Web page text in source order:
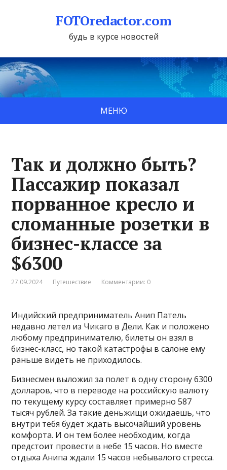
FOTOredactor.com
будь в курсе новостей
МЕНЮ
Так и должно быть?
Пассажир показал
порванное кресло и
сломанные розетки в
бизнес-классе за
$6300
27.09.2024 Путешествие Комментарии: 0
Индийский предприниматель Анип Патель
недавно летел из Чикаго в Дели. Как и положено
любому предпринимателю, билеты он взял в
бизнес-класс, но такой катастрофы в салоне ему
раньше видеть не приходилось.
Бизнесмен выложил за полет в одну сторону 6300
долларов, что в переводе на российскую валюту
по текущему курсу составляет примерно 587
тысяч рублей. За такие деньжищи ожидаешь, что
внутри тебя будет ждать высочайший уровень
комфорта. И он тем более необходим, когда
предстоит провести в небе 15 часов. Но вместе
отдыха Анипа ждали 15 часов небывалого стресса.